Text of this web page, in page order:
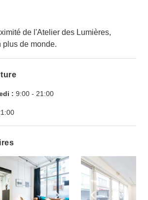
de l'Atelier des Lumières,
plus de monde.
: 9:00 - 21:00
slide Show next slide
Show